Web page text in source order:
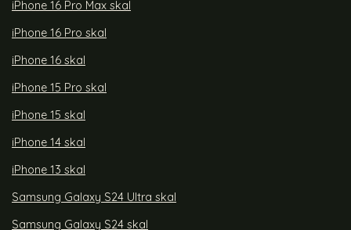
iPhone 16 Pro Max skal
iPhone 16 Pro skal
iPhone 16 skal
iPhone 15 Pro skal
iPhone 15 skal
iPhone 14 skal
iPhone 13 skal
Samsung Galaxy S24 Ultra skal
Samsung Galaxy S24 skal